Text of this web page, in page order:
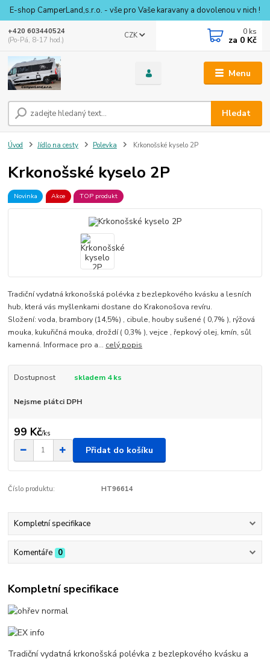
E-shop CamperLand,s.r.o. - vše pro Vaše karavany a dovolenou v nich !
Menu
CZK
Hledat
+420 603440524
(Po-Pá, 8-17 hod.)
0 ks
za 0 Kč
Úvod Jídlo na cesty Polevka Krkonošské kyselo 2P
Krkonošské kyselo 2P
Novinka Akce TOP produkt
Tradiční vydatná krkonošská polévka z bezlepkového kvásku a lesních
hub, která vás myšlenkami dostane do Krakonošova revíru.
Složení: voda, brambory (14,5%) , cibule, houby sušené ( 0,7% ), rýžová
mouka, kukuřičná mouka, droždí ( 0,3% ), vejce , řepkový olej, kmín, sůl
kamenná. Informace pro a... celý popis
Dostupnost skladem 4 ks
Nejsme plátci DPH
99 Kč/ks
Přidat do košíku
Číslo produktu: HT96614
Kompletní specifikace
Komentáře 0
Kompletní specifikace
Tradiční vydatná krkonošská polévka z bezlepkového kvásku a